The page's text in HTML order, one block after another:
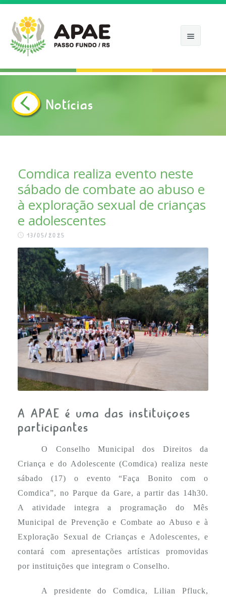
INÍCIO
NOTÍCIAS
APOIE
FALE CONOSCO
Notícias
Comdica realiza evento neste
sábado de combate ao abuso e
à exploração sexual de crianças
e adolescentes
13/05/2025
A APAE é uma das instituições
participantes
O Conselho Municipal dos Direitos da
Criança e do Adolescente (Comdica) realiza neste
sábado (17) o evento “Faça Bonito com o
Comdica”, no Parque da Gare, a partir das 14h30.
A atividade integra a programação do Mês
Municipal de Prevenção e Combate ao Abuso e à
Exploração Sexual de Crianças e Adolescentes, e
contará com apresentações artísticas promovidas
por instituições que integram o Conselho.
A presidente do Comdica, Lilian Pfluck,